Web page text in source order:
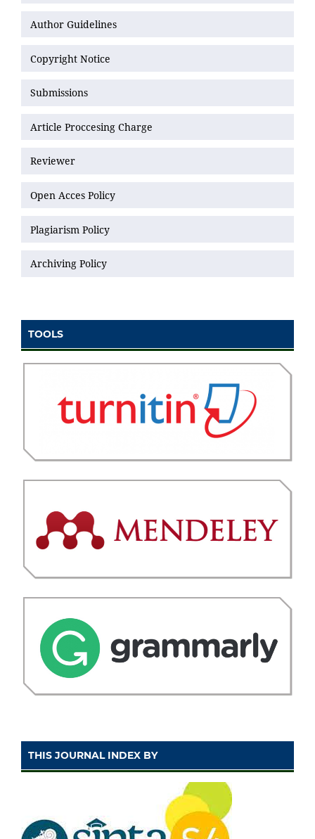
Author Guidelines
Copyright Notice
Submissions
Article Proccesing Charge
Reviewer
Open Acces Policy
Plagiarism Policy
Archiving Policy
TOOLS
THIS JOURNAL INDEX BY